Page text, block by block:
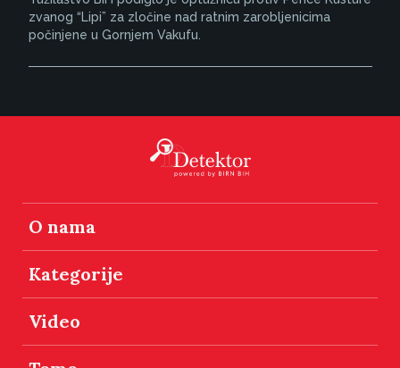
zvanog “Lipi” za zločine nad ratnim zarobljenicima
počinjene u Gornjem Vakufu.
O nama
Kategorije
Video